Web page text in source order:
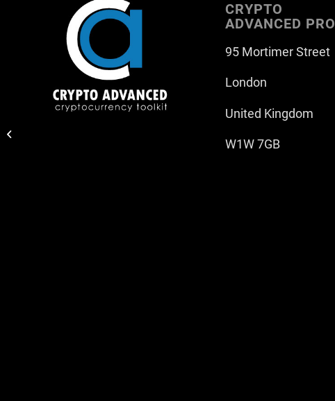
CRYPTO
ADVANCED PRO
95 Mortimer Street
London
United Kingdom
W1W 7GB